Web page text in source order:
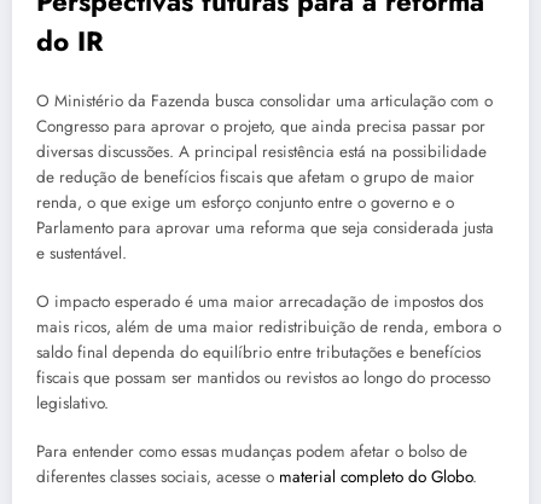
do IR
O Ministério da Fazenda busca consolidar uma articulação com o
Congresso para aprovar o projeto, que ainda precisa passar por
diversas discussões. A principal resistência está na possibilidade
de redução de benefícios fiscais que afetam o grupo de maior
renda, o que exige um esforço conjunto entre o governo e o
Parlamento para aprovar uma reforma que seja considerada justa
e sustentável.
O impacto esperado é uma maior arrecadação de impostos dos
mais ricos, além de uma maior redistribuição de renda, embora o
saldo final dependa do equilíbrio entre tributações e benefícios
fiscais que possam ser mantidos ou revistos ao longo do processo
legislativo.
Para entender como essas mudanças podem afetar o bolso de
diferentes classes sociais, acesse o material completo do Globo.